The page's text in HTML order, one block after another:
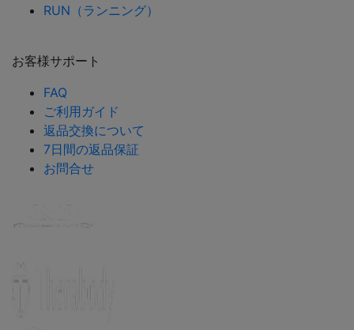
RUN（ランニング）
お客様サポート
FAQ
ご利用ガイド
返品交換について
7日間の返品保証
お問合せ